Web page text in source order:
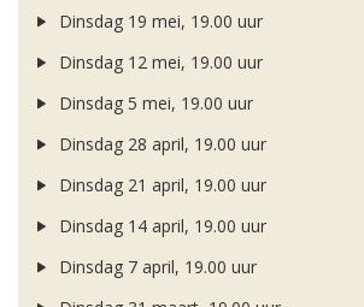
Dinsdag 19 mei, 19.00 uur
Dinsdag 12 mei, 19.00 uur
Dinsdag 5 mei, 19.00 uur
Dinsdag 28 april, 19.00 uur
Dinsdag 21 april, 19.00 uur
Dinsdag 14 april, 19.00 uur
Dinsdag 7 april, 19.00 uur